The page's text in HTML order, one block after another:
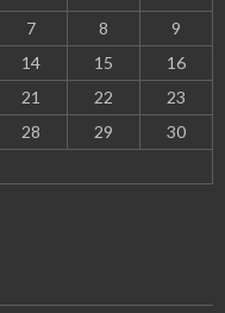
7 8
9
14 15
16
21 22
23
28 29
30